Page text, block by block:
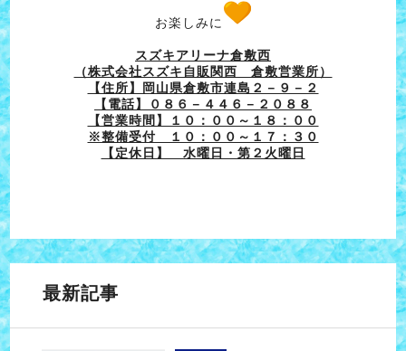
お楽しみに
スズキアリーナ倉敷西
（株式会社スズキ自販関西 倉敷営業所）
【住所】岡山県倉敷市連島２－９－２
【電話】０８６－４４６－２０８８
【営業時間】１０：００～１８：００
※整備受付 １０：００～１７：３０
【定休日】 水曜日・第２火曜日
最新記事